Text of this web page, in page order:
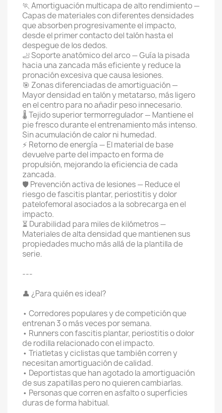
🏃 Amortiguación multicapa de alto rendimiento —
Capas de materiales con diferentes densidades
que absorben progresivamente el impacto,
desde el primer contacto del talón hasta el
despegue de los dedos.
🦶 Soporte anatómico del arco — Guía la pisada
hacia una zancada más eficiente y reduce la
pronación excesiva que causa lesiones.
🎯 Zonas diferenciadas de amortiguación —
Mayor densidad en talón y metatarso, más ligero
en el centro para no añadir peso innecesario.
🌡️ Tejido superior termorregulador — Mantiene el
pie fresco durante el entrenamiento más intenso.
Sin acumulación de calor ni humedad.
⚡ Retorno de energía — El material de base
devuelve parte del impacto en forma de
propulsión, mejorando la eficiencia de cada
zancada.
🛡️ Prevención activa de lesiones — Reduce el
riesgo de fascitis plantar, periostitis y dolor
patelofemoral asociados a la sobrecarga en el
impacto.
⏳ Durabilidad para miles de kilómetros —
Materiales de alta densidad que mantienen sus
propiedades mucho más allá de la plantilla de
serie.
---
👤 ¿Para quién es ideal?
• Corredores populares y de competición que
entrenan 3 o más veces por semana.
• Runners con fascitis plantar, periostitis o dolor
de rodilla relacionado con el impacto.
• Triatletas y ciclistas que también corren y
necesitan amortiguación de calidad.
• Deportistas que han agotado la amortiguación
de sus zapatillas pero no quieren cambiarlas.
• Personas que corren en asfalto o superficies
duras de forma habitual.